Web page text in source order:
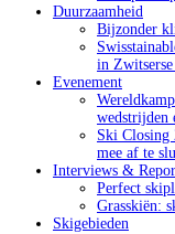
Duurzaamheid
Bijzonder
in
Evenement
wedstrijden
Ski Closing
mee af te
Interviews &
Perfect
Grasskiën:
Skigebieden